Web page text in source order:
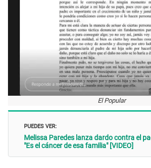
El Popular
PUEDES VER:
Melissa Paredes lanza dardo contra el
"Es el cáncer de esa familia" [VIDEO]